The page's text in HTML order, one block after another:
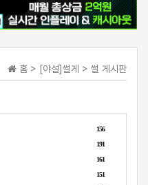
홈 > [야설]썰게 > 썰 게시판
156
191
161
151